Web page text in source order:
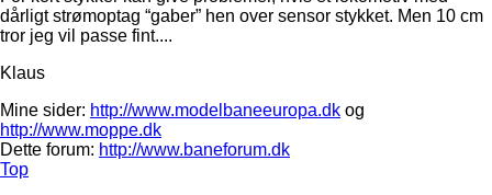
dårligt strømoptag “gaber” hen over sensor stykket. Men 10 cm
tror jeg vil passe fint....
Klaus
Mine sider: http://www.modelbaneeuropa.dk og
http://www.moppe.dk
Dette forum: http://www.baneforum.dk
Top